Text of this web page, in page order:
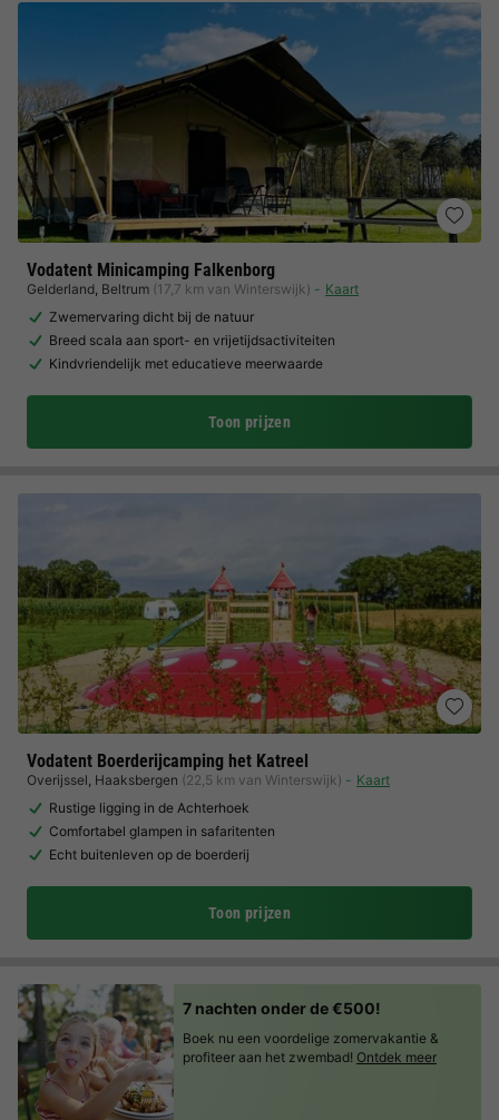
Vodatent Minicamping Falkenborg
Gelderland, Beltrum (17,7 km van Winterswijk)
Kaart
Zwemervaring dicht bij de natuur
Breed scala aan sport- en vrijetijdsactiviteiten
Kindvriendelijk met educatieve meerwaarde
Toon prijzen
Vodatent Boerderijcamping het Katreel
Overijssel, Haaksbergen (22,5 km van Winterswijk)
Kaart
Rustige ligging in de Achterhoek
Comfortabel glampen in safaritenten
Echt buitenleven op de boerderij
Toon prijzen
7 nachten onder de €500!
Boek nu een voordelige zomervakantie &
profiteer aan het zwembad! Ontdek meer